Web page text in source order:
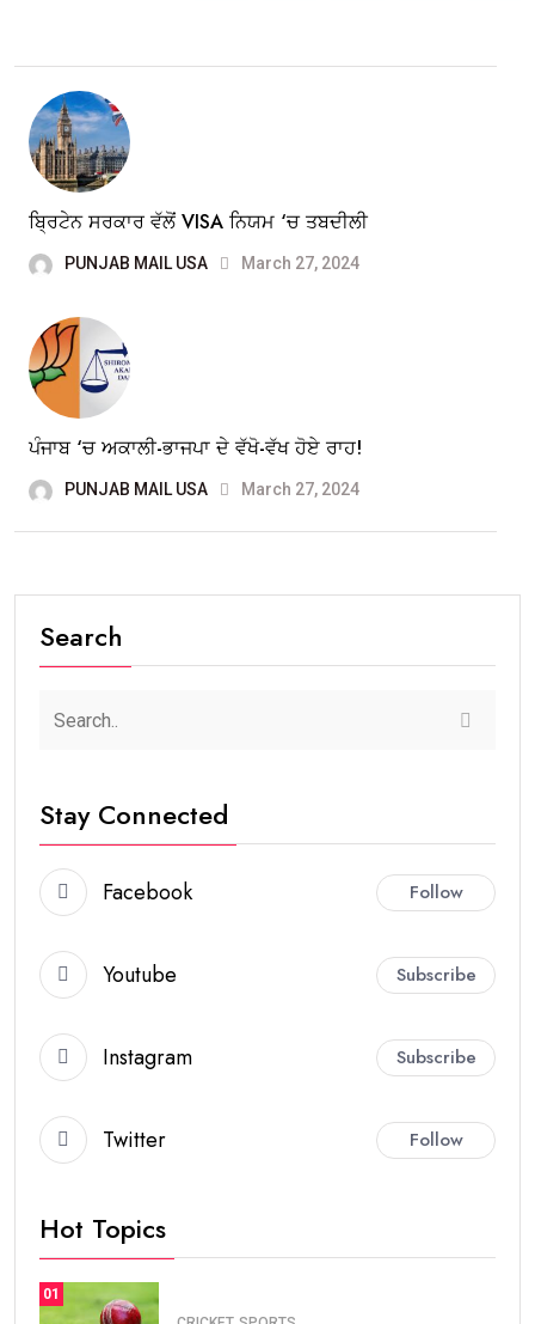
ਬ੍ਰਿਟੇਨ ਸਰਕਾਰ ਵੱਲੋਂ VISA ਨਿਯਮ ‘ਚ ਤਬਦੀਲੀ
PUNJAB MAIL USA March 27, 2024
ਪੰਜਾਬ ‘ਚ ਅਕਾਲੀ-ਭਾਜਪਾ ਦੇ ਵੱਖੋ-ਵੱਖ ਹੋਏ ਰਾਹ!
PUNJAB MAIL USA March 27, 2024
Search
Stay Connected
Facebook Follow
Youtube Subscribe
Instagram Subscribe
Twitter Follow
Hot Topics
01